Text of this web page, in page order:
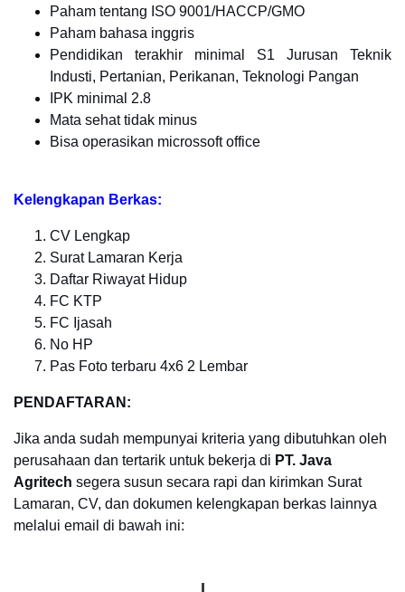
Paham tentang ISO 9001/HACCP/GMO
Paham bahasa inggris
Pendidikan terakhir minimal S1 Jurusan Teknik
Industi, Pertanian, Perikanan, Teknologi Pangan
IPK minimal 2.8
Mata sehat tidak minus
Bisa operasikan microssoft office
Kelengkapan Berkas:
CV Lengkap
Surat Lamaran Kerja
Daftar Riwayat Hidup
FC KTP
FC Ijasah
No HP
Pas Foto terbaru 4x6 2 Lembar
PENDAFTARAN:
Jika anda sudah mempunyai kriteria yang dibutuhkan oleh
perusahaan dan tertarik untuk bekerja di PT. Java
Agritech segera susun secara rapi dan kirimkan Surat
Lamaran, CV, dan dokumen kelengkapan berkas lainnya
melalui email di bawah ini: